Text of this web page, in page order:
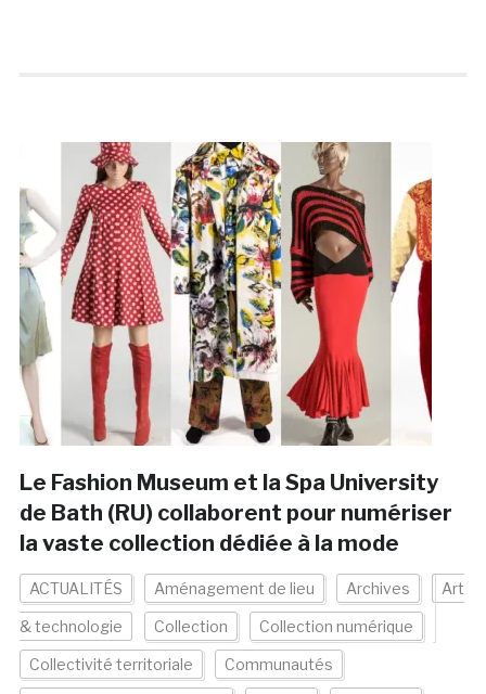
Le Fashion Museum et la Spa University
de Bath (RU) collaborent pour numériser
la vaste collection dédiée à la mode
ACTUALITÉS Aménagement de lieu Archives Art
& technologie Collection Collection numérique
Collectivité territoriale Communautés